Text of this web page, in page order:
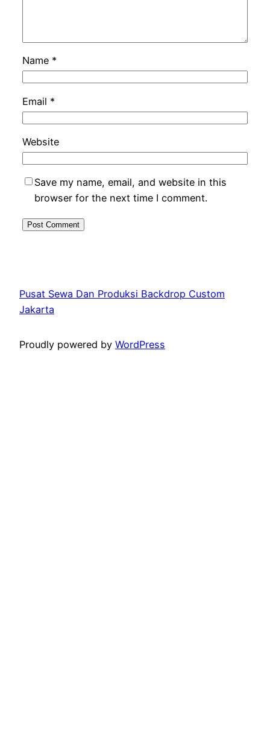
Name *
Email *
Website
Save my name, email, and website in this
browser for the next time I comment.
Pusat Sewa Dan Produksi Backdrop Custom
Jakarta
Proudly powered by WordPress